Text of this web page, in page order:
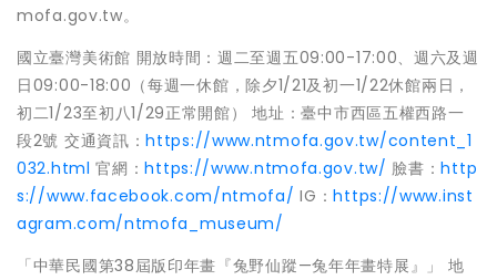
mofa.gov.tw。
國立臺灣美術館 開放時間：週二至週五09:00-17:00、週六及週
日09:00-18:00（每週一休館，除夕1/21及初一1/22休館兩日，
初二1/23至初八1/29正常開館） 地址：臺中市西區五權西路一
段2號 交通資訊：https://www.ntmofa.gov.tw/content_1
032.html 官網：https://www.ntmofa.gov.tw/ 臉書：http
s://www.facebook.com/ntmofa/ IG：https://www.inst
agram.com/ntmofa_museum/
「中華民國第38屆版印年畫『兔野仙蹤—兔年年畫特展』」 地